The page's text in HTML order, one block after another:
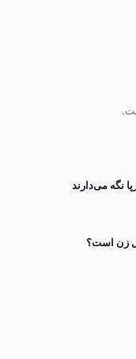
نگه می‌دارند
زن است؟